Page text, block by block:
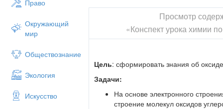
Право
Окружающий
мир
Обществознание
Экология
Искусство
приливается 0,5 мл раствора красителя
Вопросы для фронтального опроса:
можно объяснить происходящее
средства, принятого вместе с
Вспомним изученное
работа с презентацией (фронтально)
Просмотр
«Конспект урока химии
Цель: сформировать знания об
Задачи:
На основе электронного
строение молекул оксидов